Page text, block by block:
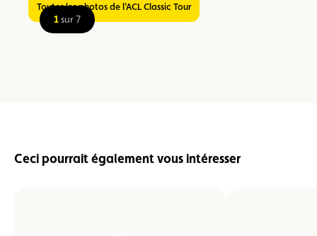
Toutes les photos de l'ACL Classic Tour
1sur 7
Ceci pourrait également vous intéresser